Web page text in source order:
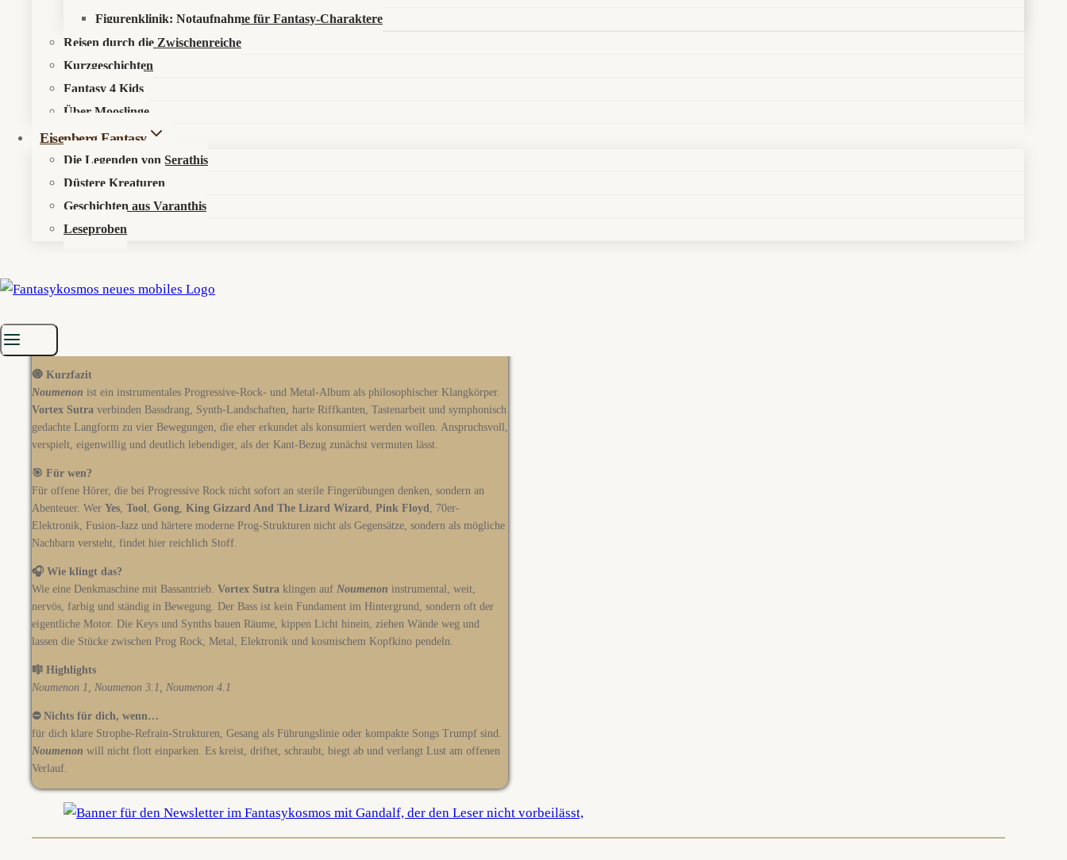
Figurenklinik: Notaufnahme für Fantasy-Charaktere
Reisen durch die Zwischenreiche
Kurzgeschichten
Fantasy 4 Kids
Über Mooslinge
Eisenberg Fantasy
Die Legenden von Serathis
Düstere Kreaturen
Geschichten aus Varanthis
Leseproben
Startseite»Musik»
🧿 Kurzfazit
Noumenon ist ein instrumentales Progressive-Rock- und Metal-Album als philosophischer Klangkörper.
Vortex Sutra verbinden Bassdrang, Synth-Landschaften, harte Riffkanten, Tastenarbeit und symphonisch
gedachte Langform zu vier Bewegungen, die eher erkundet als konsumiert werden wollen. Anspruchsvoll,
verspielt, eigenwillig und deutlich lebendiger, als der Kant-Bezug zunächst vermuten lässt.
🎯 Für wen?
Für offene Hörer, die bei Progressive Rock nicht sofort an sterile Fingerübungen denken, sondern an
Abenteuer. Wer Yes, Tool, Gong, King Gizzard And The Lizard Wizard, Pink Floyd, 70er-
Elektronik, Fusion-Jazz und härtere moderne Prog-Strukturen nicht als Gegensätze, sondern als mögliche
Nachbarn versteht, findet hier reichlich Stoff.
🎧 Wie klingt das?
Wie eine Denkmaschine mit Bassantrieb. Vortex Sutra klingen auf Noumenon instrumental, weit,
nervös, farbig und ständig in Bewegung. Der Bass ist kein Fundament im Hintergrund, sondern oft der
eigentliche Motor. Die Keys und Synths bauen Räume, kippen Licht hinein, ziehen Wände weg und
lassen die Stücke zwischen Prog Rock, Metal, Elektronik und kosmischem Kopfkino pendeln.
🎼 Highlights
Noumenon 1, Noumenon 3.1, Noumenon 4.1
⛔ Nichts für dich, wenn…
für dich klare Strophe-Refrain-Strukturen, Gesang als Führungslinie oder kompakte Songs Trumpf sind.
Noumenon will nicht flott einparken. Es kreist, driftet, schraubt, biegt ab und verlangt Lust am offenen
Verlauf.